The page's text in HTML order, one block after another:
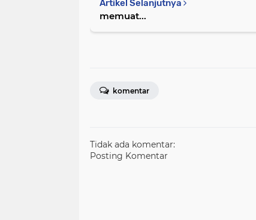
Artikel Selanjutnya
memuat...
komentar
Tidak ada komentar:
Posting Komentar